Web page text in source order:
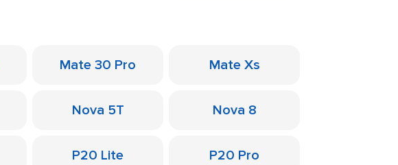
Mate 30 Pro Mate Xs
Nova 5T Nova 8
P20 Lite P20 Pro